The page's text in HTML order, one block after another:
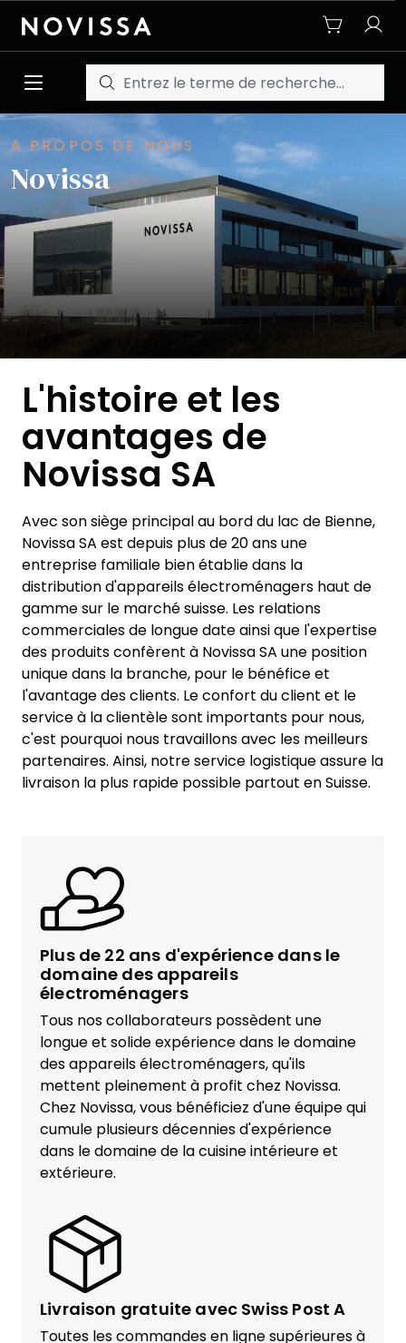
Passer au contenu principal
A PROPOS DE NOUS
Novissa
L'histoire et les
avantages de
Novissa SA
Avec son siège principal au bord du lac de Bienne,
Novissa SA est depuis plus de 20 ans une
entreprise familiale bien établie dans la
distribution d'appareils électroménagers haut de
gamme sur le marché suisse. Les relations
commerciales de longue date ainsi que l'expertise
des produits confèrent à Novissa SA une position
unique dans la branche, pour le bénéfice et
l'avantage des clients. Le confort du client et le
service à la clientèle sont importants pour nous,
c'est pourquoi nous travaillons avec les meilleurs
partenaires. Ainsi, notre service logistique assure la
livraison la plus rapide possible partout en Suisse.
Plus de 22 ans d'expérience dans le
domaine des appareils
électroménagers
Tous nos collaborateurs possèdent une
longue et solide expérience dans le domaine
des appareils électroménagers, qu'ils
mettent pleinement à profit chez Novissa.
Chez Novissa, vous bénéficiez d'une équipe qui
cumule plusieurs décennies d'expérience
dans le domaine de la cuisine intérieure et
extérieure.
Livraison gratuite avec Swiss Post A
Toutes les commandes en ligne supérieures à